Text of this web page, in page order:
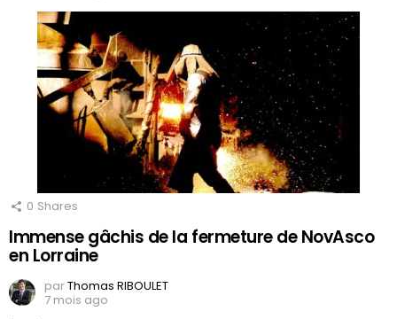
0 Shares
Immense gâchis de la fermeture de NovAsco
en Lorraine
parThomas RIBOULET
7 mois ago